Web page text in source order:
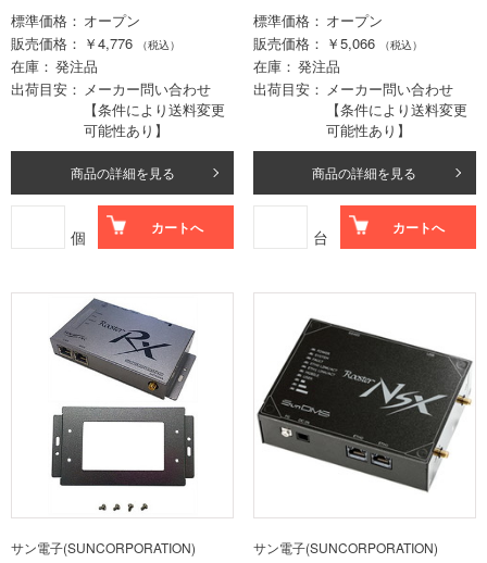
標準価格
オープン
販売価格
￥4,776 （税込）
在庫
発注品
出荷目安
メーカー問い合わせ
【条件により送料変更
可能性あり】
商品の詳細を見る
個 カートへ
標準価格
オープン
販売価格
￥5,066 （税込）
在庫
発注品
出荷目安
メーカー問い合わせ
【条件により送料変更
可能性あり】
商品の詳細を見る
台 カートへ
サン電子(SUNCORPORATION) サン電子(SUNCORPORATION)